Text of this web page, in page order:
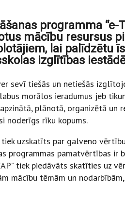
programma “e-
mācību resursus
lai palīdzētu
izglītības
sevī tiešās un netiešās
morālos ieradumus jeb
plānotā, organizētā un
noderīgs rīku kopums.
tiek uzskatīts par galveno
programmas pamatvērtības ir
tiek piedāvāts skatīties uz
mācību tēmām un